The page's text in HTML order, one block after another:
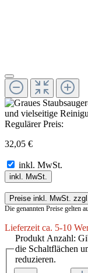
Regulärer Preis:
32,05 €
inkl. MwSt.
inkl. MwSt.
Preise inkl. MwSt.
Die genannten Preise gelten
Lieferzeit ca. 5-10
Produkt Anzahl:
die Schaltflächen
reduzieren.